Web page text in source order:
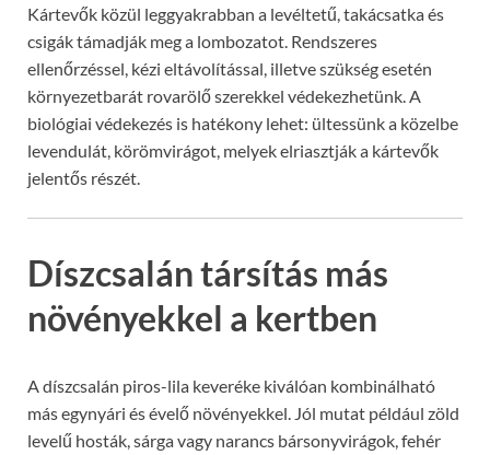
Kártevők közül leggyakrabban a levéltetű, takácsatka és
csigák támadják meg a lombozatot. Rendszeres
ellenőrzéssel, kézi eltávolítással, illetve szükség esetén
környezetbarát rovarölő szerekkel védekezhetünk. A
biológiai védekezés is hatékony lehet: ültessünk a közelbe
levendulát, körömvirágot, melyek elriasztják a kártevők
jelentős részét.
Díszcsalán társítás más
növényekkel a kertben
A díszcsalán piros-lila keveréke kiválóan kombinálható
más egynyári és évelő növényekkel. Jól mutat például zöld
levelű hosták, sárga vagy narancs bársonyvirágok, fehér